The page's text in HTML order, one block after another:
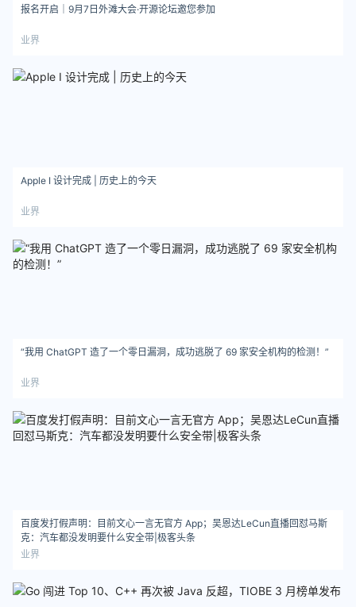
报名开启｜9月7日外滩大会·开源论坛邀您参加
业界
Apple I 设计完成 | 历史上的今天
业界
“我用 ChatGPT 造了一个零日漏洞，成功逃脱了 69 家安全机构的检测！”
业界
百度发打假声明：目前文心一言无官方 App；​吴恩达LeCun直播回怼马斯
克：汽车都没发明要什么安全带|极客头条
业界